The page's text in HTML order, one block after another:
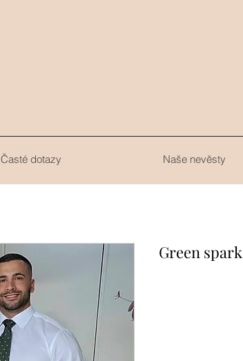
Časté dotazy Naše nevěsty
Green spark